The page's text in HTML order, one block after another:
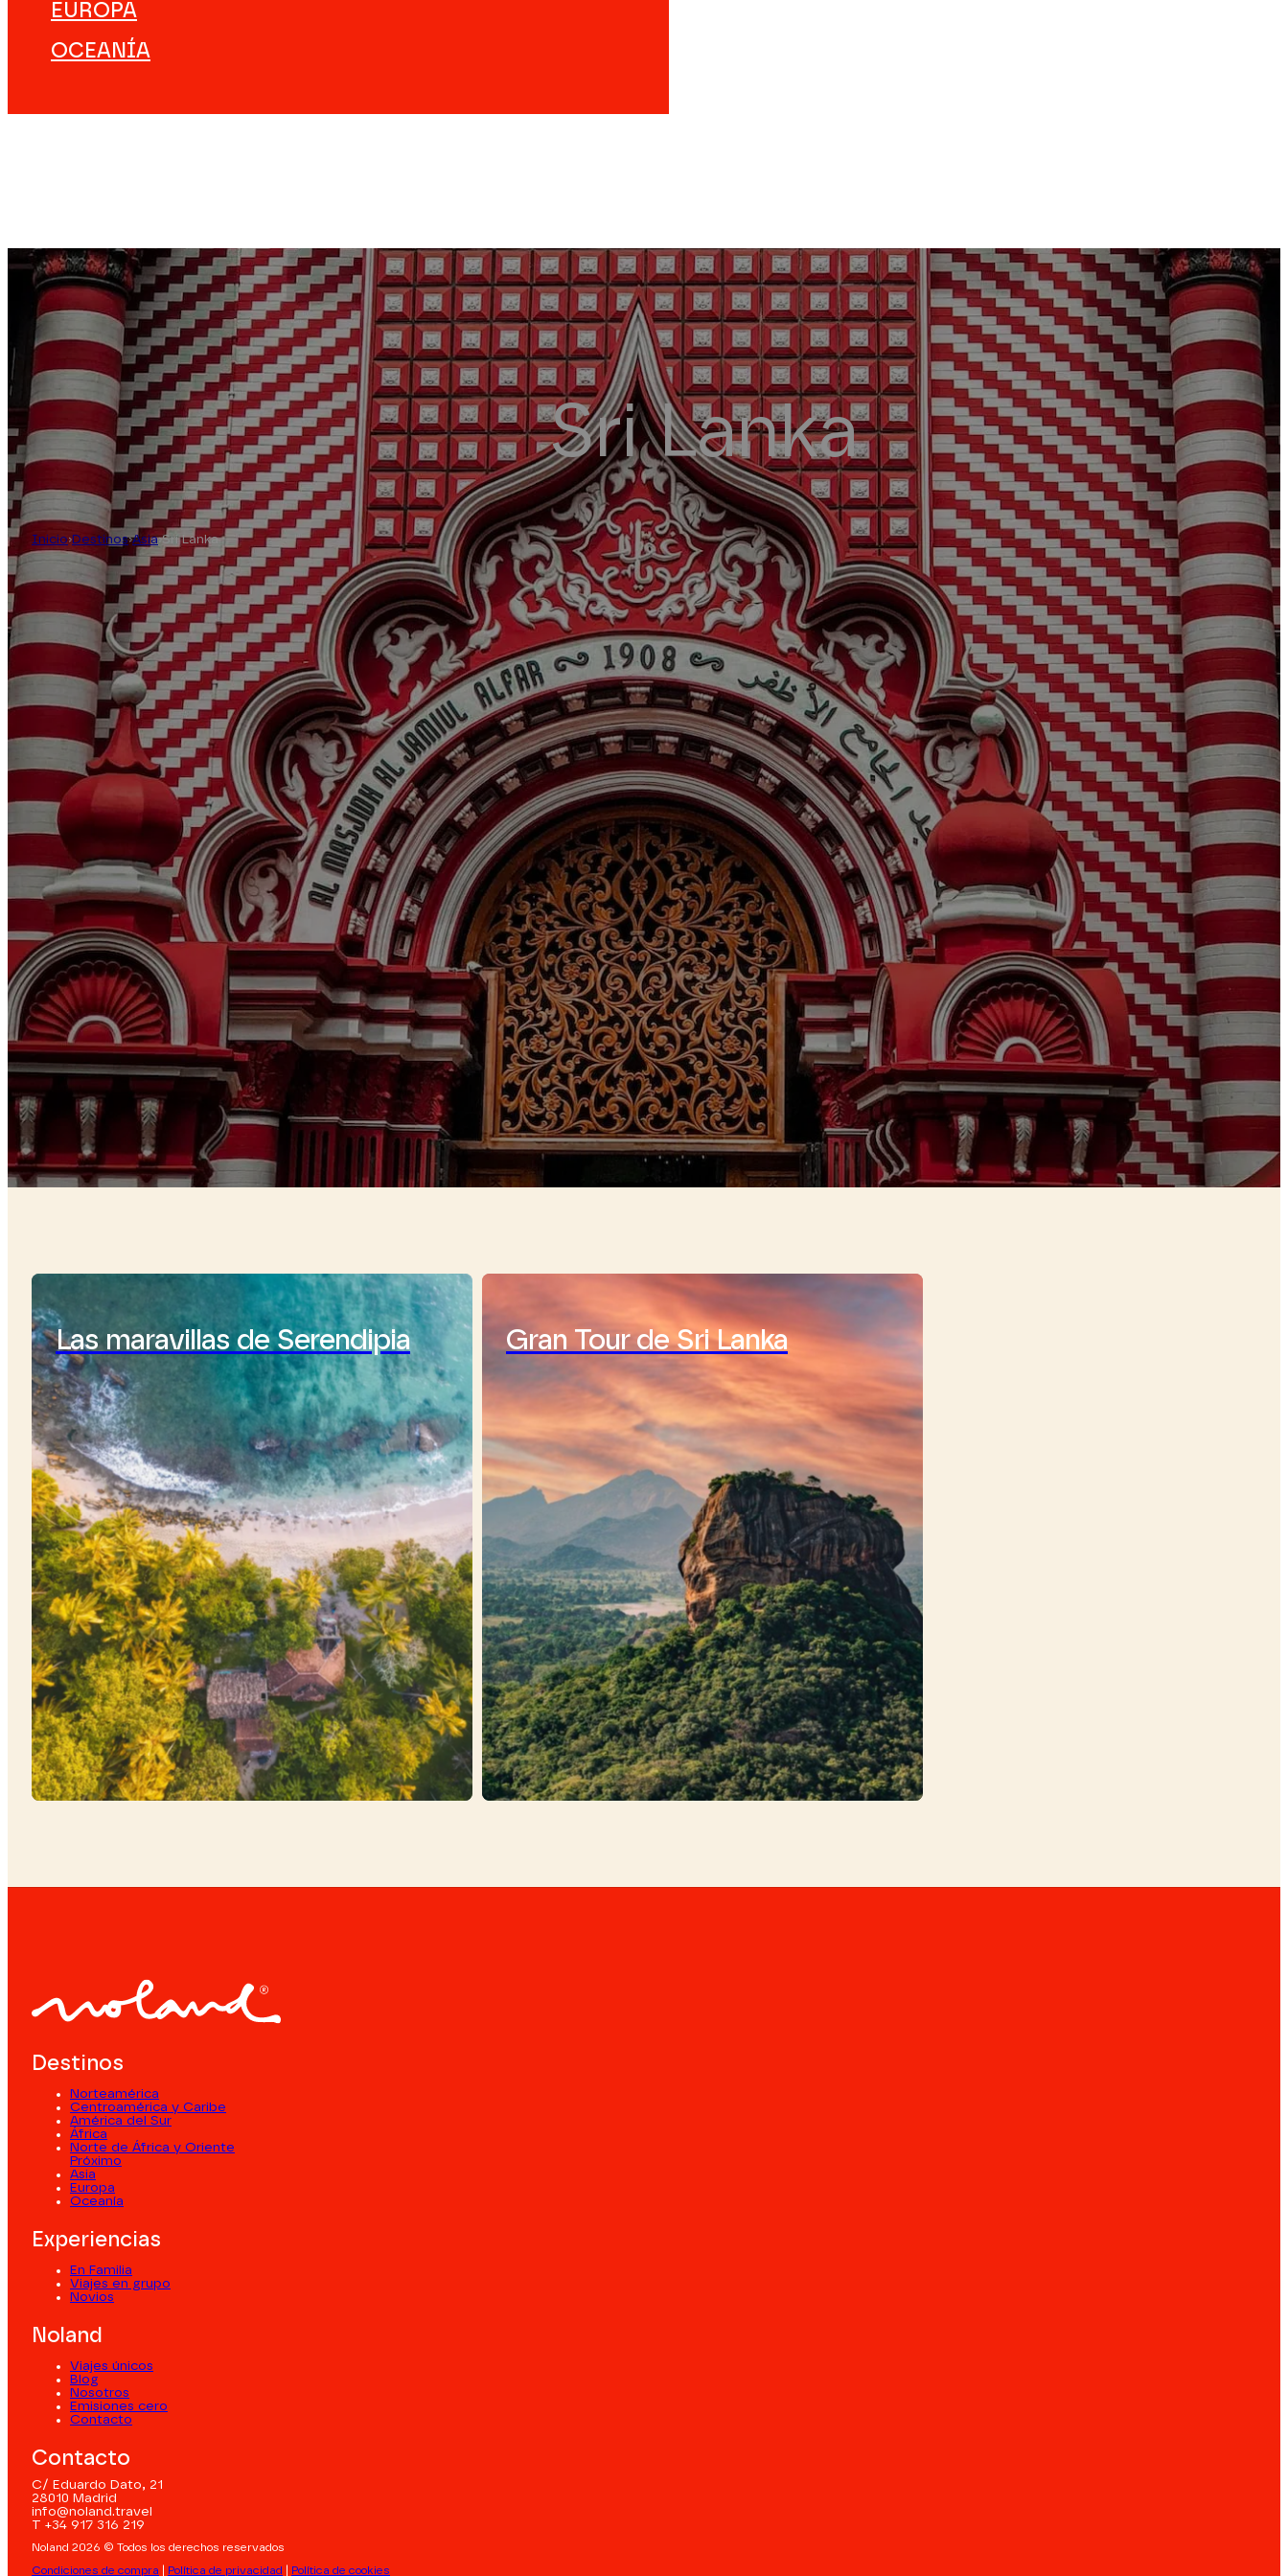
EUROPA
OCEANÍA
Sri Lanka
Inicio›Destinos›Asia›Sri Lanka
Las maravillas de Serendipia Gran Tour de Sri Lanka
Destinos
Norteamérica
Centroamérica y Caribe
América del Sur
África
Norte de África y Oriente
Próximo
Asia
Europa
Oceanía
Experiencias
En Familia
Viajes en grupo
Novios
Noland
Viajes únicos
Blog
Nosotros
Emisiones cero
Contacto
Contacto
C/ Eduardo Dato, 21
28010 Madrid
info@noland.travel
T +34 917 316 219
Noland 2026 © Todos los derechos reservados
Condiciones de compra
Política de privacidad Política de cookies